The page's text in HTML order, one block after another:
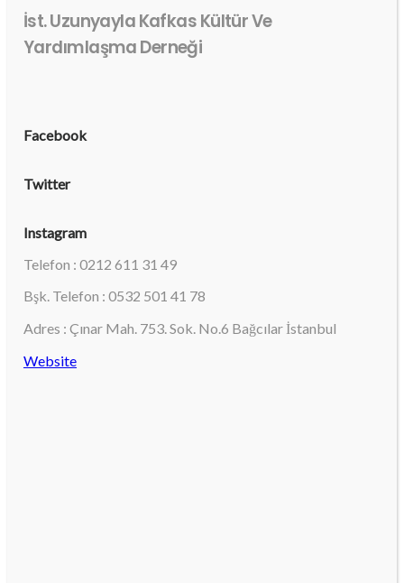
İst. Uzunyayla Kafkas Kültür Ve
Yardımlaşma Derneği
Facebook
Twitter
Instagram
Telefon : 0212 611 31 49
Bşk. Telefon : 0532 501 41 78
Adres : Çınar Mah. 753. Sok. No.6 Bağcılar İstanbul
Website